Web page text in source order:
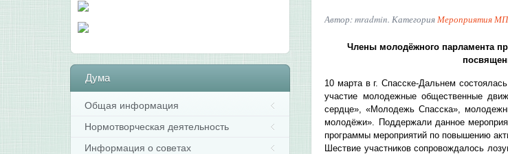
Автор: mradmin. КатегорияМероприятия МП
Члены молодёжного парламента
10 марта в г. Спасске-Дальнем
участие молодежные общественные
сердце», «Молодежь Спасска»,
молодёжи». Поддержали данное
программы мероприятий по повышению
Шествие участников сопровождалось
Дума
Общая информация
Нормотворческая деятельность
Информация о советах